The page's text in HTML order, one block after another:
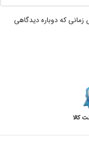
زمانی که دوباره دیدگاهی
کالا